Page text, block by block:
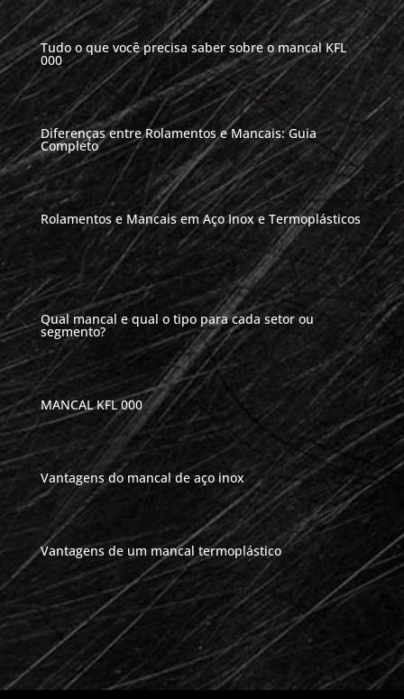
Tudo o que você precisa saber sobre o mancal KFL
000
Diferenças entre Rolamentos e Mancais: Guia
Completo
Rolamentos e Mancais em Aço Inox e Termoplásticos
Qual mancal e qual o tipo para cada setor ou
segmento?
MANCAL KFL 000
Vantagens do mancal de aço inox
Vantagens de um mancal termoplástico